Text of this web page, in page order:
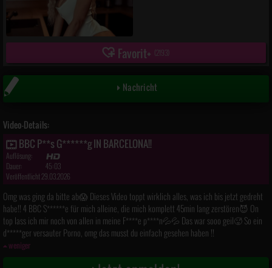
Favorit (2193)
Nachricht
Video-Details:
BBC P**s G******g IN BARCELONA!!
Auflösung:
Dauer:
45:03
Veröffentlicht 29.03.2026
Omg was ging da bitte ab😱 Dieses Video toppt wirklich alles, was ich bis jetzt gedreht
habe!! 4 BBC S******e für mich alleine, die mich komplett 45min lang zerstören😈 On
top lass ich mir noch von allen in meine F****e p****n💦💦 Das war sooo geil🥵 So ein
d*****ger versauter Porno, omg das musst du einfach gesehen haben !!
weniger